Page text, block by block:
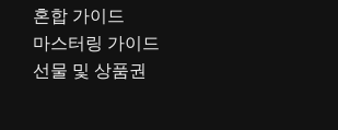
혼합 가이드
마스터링 가이드
선물 및 상품권